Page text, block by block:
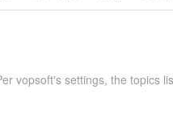
vopsoft's settings, the topics